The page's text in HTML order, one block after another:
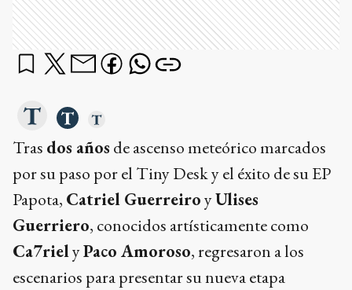
Tras dos años de ascenso meteórico marcados
por su paso por el Tiny Desk y el éxito de su EP
Papota, Catriel GuerreiroyUlises
Guerriero, conocidos artísticamente como
Ca7rielyPaco Amoroso, regresaron a los
escenarios para presentar su nueva etapa